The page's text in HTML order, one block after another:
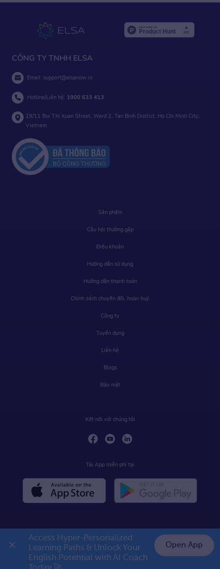
CÔNG TY TNHH ELSA
Email: support@elsanow.io
Hotline/Liên hệ: 1900 633 413
29/11 Bui Thi Xuan Street, Ward 2, Tan Binh District, Ho Chi Minh City,
Vietnam
Sản phẩm
Câu hỏi thường gặp
Điều khoản
Hướng dẫn sử dụng
Hướng dẫn thanh toán
Chính sách chuyển đổi, hoàn huỷ
Công ty
Tuyển dụng
Liên hệ
Blogs
Bảo mật
Kết nối với chúng tôi
Tải App miễn phí tại
Access Hyper-Personalized
Learning Paths & Unlock Your
English Potential with AI Coach
Open App